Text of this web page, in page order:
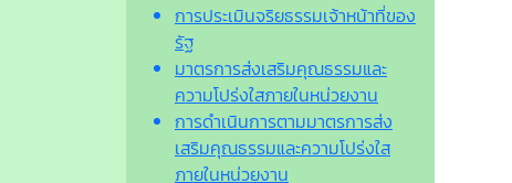
การประเมินจริยธรรมเจ้าหน้าที่ของ
รัฐ
มาตรการส่งเสริมคุณธรรมและ
ความโปร่งใสภายในหน่วยงาน
การดำเนินการตามมาตรการส่ง
เสริมคุณธรรมและความโปร่งใส
ภายในหน่วยงาน